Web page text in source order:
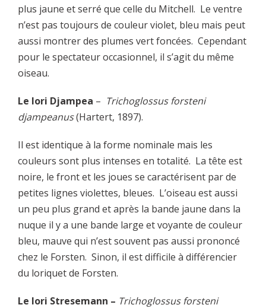
plus jaune et serré que celle du Mitchell. Le ventre
n’est pas toujours de couleur violet, bleu mais peut
aussi montrer des plumes vert foncées. Cependant
pour le spectateur occasionnel, il s’agit du même
oiseau.
Le lori Djampea – Trichoglossus forsteni
djampeanus(Hartert, 1897).
Il est identique à la forme nominale mais les
couleurs sont plus intenses en totalité. La tête est
noire, le front et les joues se caractérisent par de
petites lignes violettes, bleues. L’oiseau est aussi
un peu plus grand et après la bande jaune dans la
nuque il y a une bande large et voyante de couleur
bleu, mauve qui n’est souvent pas aussi prononcé
chez le Forsten. Sinon, il est difficile à différencier
du loriquet de Forsten.
Le lori Stresemann – Trichoglossus forsteni